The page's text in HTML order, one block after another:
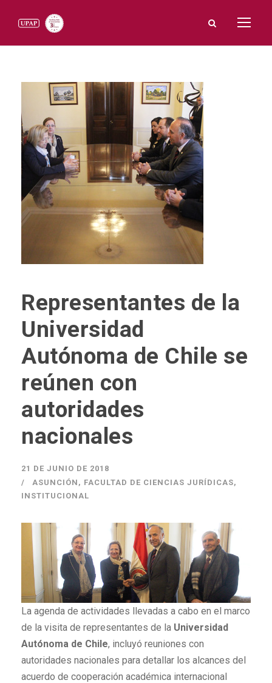
Representantes de la
Universidad
Autónoma de Chile se
reúnen con
autoridades
nacionales
21 DE JUNIO DE 2018
ASUNCIÓN , FACULTAD DE CIENCIAS JURÍDICAS,
INSTITUCIONAL
La agenda de actividades llevadas a cabo en el marco
de la visita de representantes de la Universidad
Autónoma de Chile, incluyó reuniones con
autoridades nacionales para detallar los alcances del
acuerdo de cooperación académica internacional